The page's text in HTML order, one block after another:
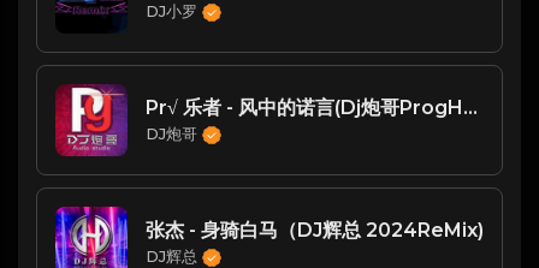
DJ小罗
Pr√ 乐者 - 风中的诺言(Dj炮哥ProgHouseMix)
DJ炮哥
张杰 - 身骑白马（DJ辉总 2024ReMix)
DJ辉总